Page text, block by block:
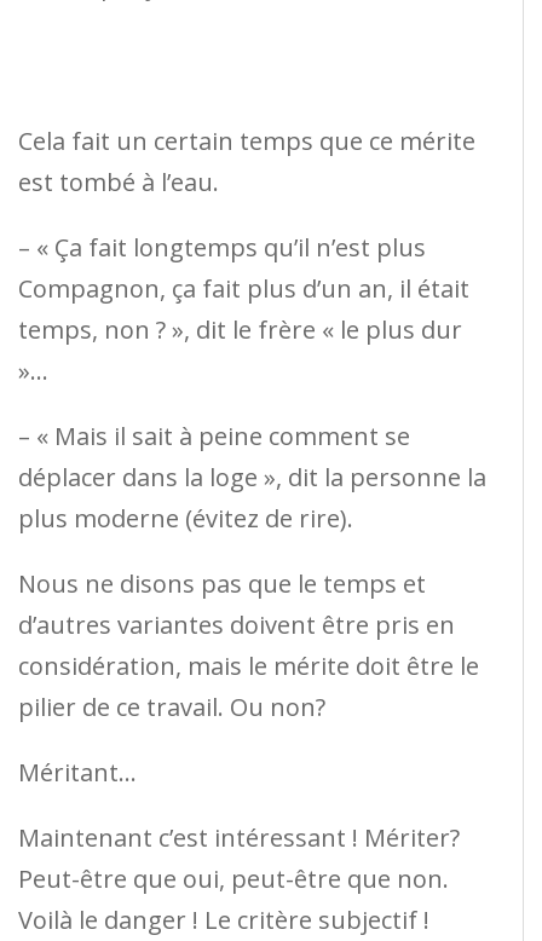
Cela fait un certain temps que ce mérite
est tombé à l’eau.
– « Ça fait longtemps qu’il n’est plus
Compagnon, ça fait plus d’un an, il était
temps, non ? », dit le frère « le plus dur
»…
– « Mais il sait à peine comment se
déplacer dans la loge », dit la personne la
plus moderne (évitez de rire).
Nous ne disons pas que le temps et
d’autres variantes doivent être pris en
considération, mais le mérite doit être le
pilier de ce travail. Ou non?
Méritant…
Maintenant c’est intéressant ! Mériter?
Peut-être que oui, peut-être que non.
Voilà le danger ! Le critère subjectif !